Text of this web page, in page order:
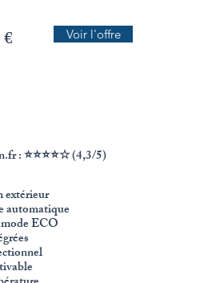
Voir l'offre
: ⭐⭐⭐⭐☆ (4,3/5)
extérieur
automatique
ECO